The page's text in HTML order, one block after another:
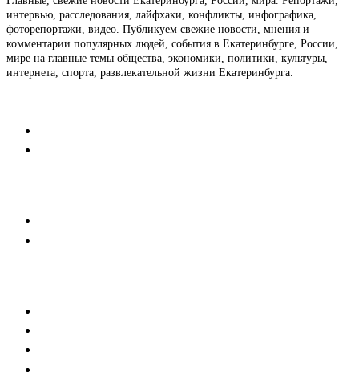
интервью, расследования, лайфхаки, конфликты, инфографика,
фоторепортажи, видео. Публикуем свежие новости, мнения и
комментарии популярных людей, события в Екатеринбурге, России,
мире на главные темы общества, экономики, политики, культуры,
интернета, спорта, развлекательной жизни Екатеринбурга.